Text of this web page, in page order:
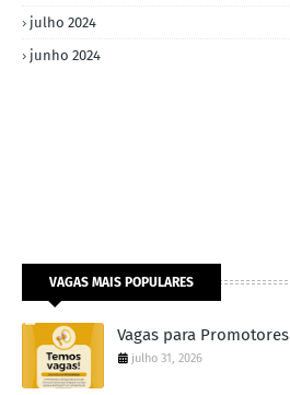
julho 2024
junho 2024
VAGAS MAIS POPULARES
Vagas para Promotores
julho 31, 2026